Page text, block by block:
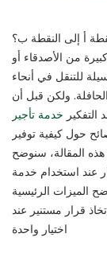
أ إلى النقطة ب؟
من الأصدقاء أو
للتنقل في أنحاء
ولكن قبل أن
خدمة تأجير
حول كيفية توفير
المقالة، سنوضح
عند استخدام خدمة
الميزات الرئيسية
قرار مستنير عند
اختيار واحدة